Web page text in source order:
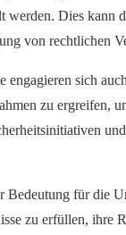
werden. Dies
von rechtlichen
engagieren sich
zu ergreifen,
Bedeutung für die
zu erfüllen, ihre